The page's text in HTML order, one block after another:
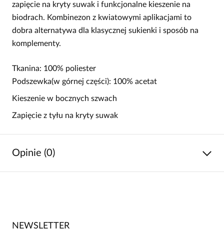
zapięcie na kryty suwak i funkcjonalne kieszenie na
biodrach. Kombinezon z kwiatowymi aplikacjami to
dobra alternatywa dla klasycznej sukienki i sposób na
komplementy.
Tkanina: 100% poliester
Podszewka(w górnej części): 100% acetat
Kieszenie w bocznych szwach
Zapięcie z tyłu na kryty suwak
Opinie (0)
Bądź pierwszą osobą, która podzieli się opinią o tym
NEWSLETTER